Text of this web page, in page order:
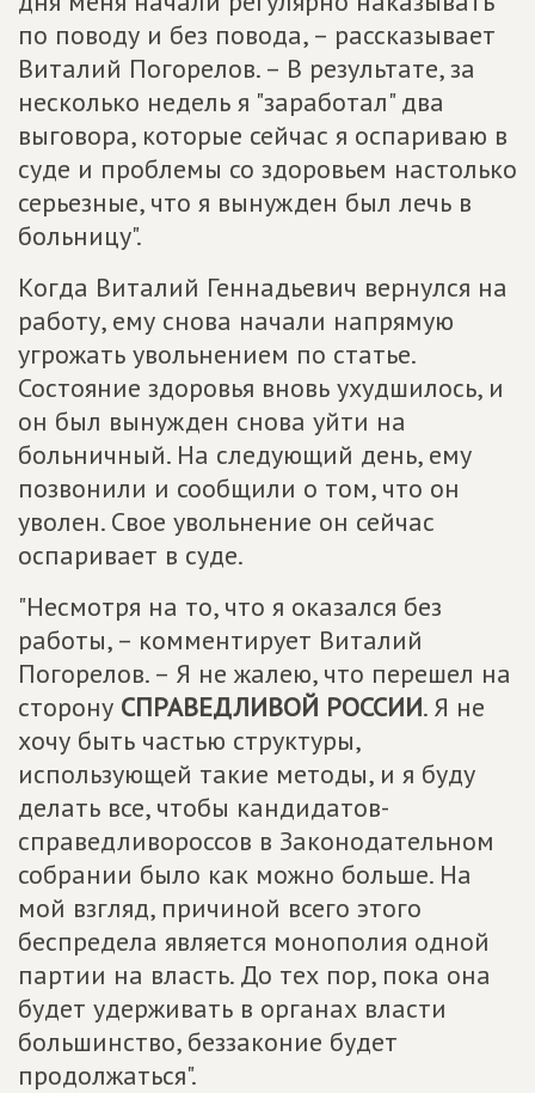
по поводу и без повода, – рассказывает
Виталий Погорелов. – В результате, за
несколько недель я "заработал" два
выговора, которые сейчас я оспариваю в
суде и проблемы со здоровьем настолько
серьезные, что я вынужден был лечь в
больницу".
Когда Виталий Геннадьевич вернулся на
работу, ему снова начали напрямую
угрожать увольнением по статье.
Состояние здоровья вновь ухудшилось, и
он был вынужден снова уйти на
больничный. На следующий день, ему
позвонили и сообщили о том, что он
уволен. Свое увольнение он сейчас
оспаривает в суде.
"Несмотря на то, что я оказался без
работы, – комментирует Виталий
Погорелов. – Я не жалею, что перешел на
сторону СПРАВЕДЛИВОЙ РОССИИ. Я не
хочу быть частью структуры,
использующей такие методы, и я буду
делать все, чтобы кандидатов-
справедливороссов в Законодательном
собрании было как можно больше. На
мой взгляд, причиной всего этого
беспредела является монополия одной
партии на власть. До тех пор, пока она
будет удерживать в органах власти
большинство, беззаконие будет
продолжаться".